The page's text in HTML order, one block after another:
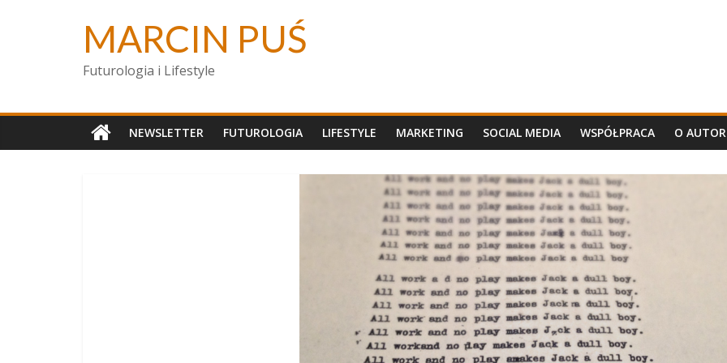
MARCIN PUŚ
Futurologia i Lifestyle
NEWSLETTER FUTUROLOGIA LIFESTYLE MARKETING SOCIAL MEDIA WSPÓŁPRACA O